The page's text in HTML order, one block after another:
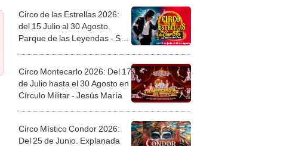
Circo de las Estrellas 2026:
del 15 Julio al 30 Agosto.
Parque de las Leyendas - San
Circo Montecarlo 2026: Del 17
de Julio hasta el 30 Agosto en
Círculo Militar - Jesús María
Circo Místico Condor 2026:
Del 25 de Junio. Explanada